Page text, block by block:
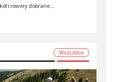
i rowery dobrane...
Wszystkie